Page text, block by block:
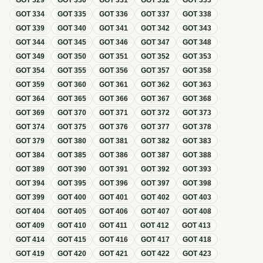
GOT334 GOT335 GOT336 GOT337 GOT338
GOT339 GOT340 GOT341 GOT342 GOT343
GOT344 GOT345 GOT346 GOT347 GOT348
GOT349 GOT350 GOT351 GOT352 GOT353
GOT354 GOT355 GOT356 GOT357 GOT358
GOT359 GOT360 GOT361 GOT362 GOT363
GOT364 GOT365 GOT366 GOT367 GOT368
GOT369 GOT370 GOT371 GOT372 GOT373
GOT374 GOT375 GOT376 GOT377 GOT378
GOT379 GOT380 GOT381 GOT382 GOT383
GOT384 GOT385 GOT386 GOT387 GOT388
GOT389 GOT390 GOT391 GOT392 GOT393
GOT394 GOT395 GOT396 GOT397 GOT398
GOT399 GOT400 GOT401 GOT402 GOT403
GOT404 GOT405 GOT406 GOT407 GOT408
GOT409 GOT410 GOT411 GOT412 GOT413
GOT414 GOT415 GOT416 GOT417 GOT418
GOT419 GOT420 GOT421 GOT422 GOT423